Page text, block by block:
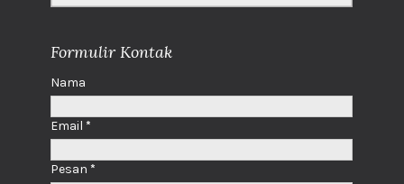
Formulir Kontak
Nama
Email *
Pesan *